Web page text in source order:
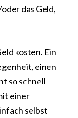
das Geld,
kosten. Ein
einen
so schnell
einer
selbst